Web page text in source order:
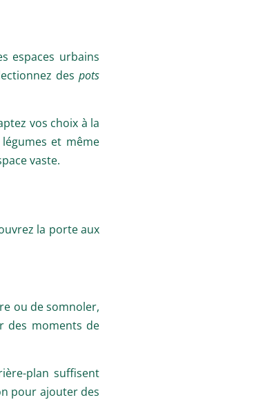
espaces urbains
des pots
vos choix à la
et même
vaste.
la porte aux
ou de somnoler,
des moments de
plan suffisent
pour ajouter des